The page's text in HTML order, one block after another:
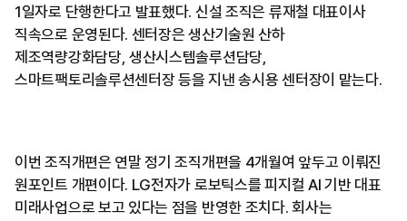
1일자로 단행한다고 발표했다. 신설 조직은 류재철 대표이사
직속으로 운영된다. 센터장은 생산기술원 산하
제조역량강화담당, 생산시스템솔루션담당,
스마트팩토리솔루션센터장 등을 지낸 송시용 센터장이 맡는다.
이번 조직개편은 연말 정기 조직개편을 4개월여 앞두고 이뤄진
원포인트 개편이다. LG전자가 로보틱스를 피지컬 AI 기반 대표
미래사업으로 보고 있다는 점을 반영한 조치다. 회사는